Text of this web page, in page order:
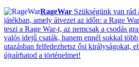
RageWar Szükségünk van rád
játékban, amely átvezet az időn: a Rage
teszi a Rage War-t, az nemcsak a csodás
valós idejű csaták, hanem ennél sokkal
utazásban felfedezhetsz ősi királyságokat,
újraírhatod a történelmet!